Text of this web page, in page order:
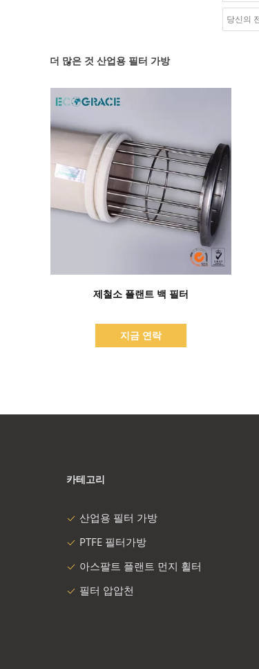
더 많은 것 산업용 필터 가방
제철소 플랜트 백 필터
지금 연락
카테고리
산업용 필터 가방
PTFE 필터가방
아스팔트 플랜트 먼지 휠터
필터 압압천